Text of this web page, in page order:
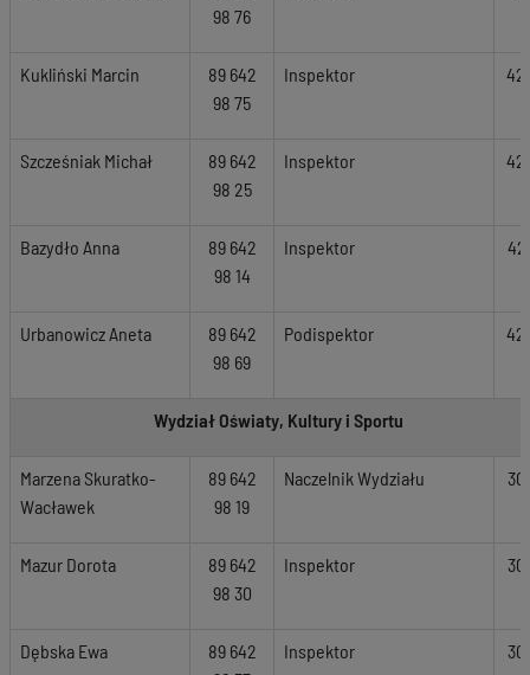
98 76
Kukliński Marcin
89 642
98 75
Inspektor
Szcześniak Michał
89 642
98 25
Inspektor
Bazydło Anna
89 642
98 14
Inspektor
Urbanowicz Aneta
89 642
98 69
Podispektor
Wydział Oświaty, Kultury i Sportu
Marzena Skuratko-
Wacławek
89 642
98 19
Naczelnik Wydziału
Mazur Dorota
89 642
98 30
Inspektor
Dębska Ewa
89 642
Inspektor